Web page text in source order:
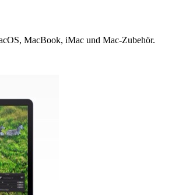
MacBook, iMac und Mac-Zubehör.